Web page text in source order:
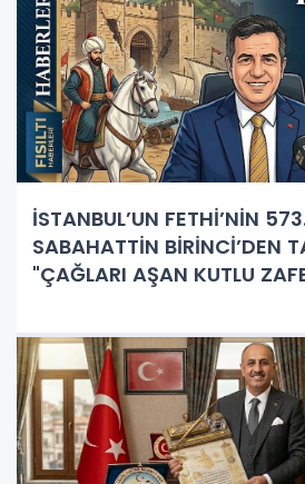
İSTANBUL’UN FETHİ’NİN
SABAHATTİN BİRİNCİ’DEN
"ÇAĞLARI AŞAN KUTLU